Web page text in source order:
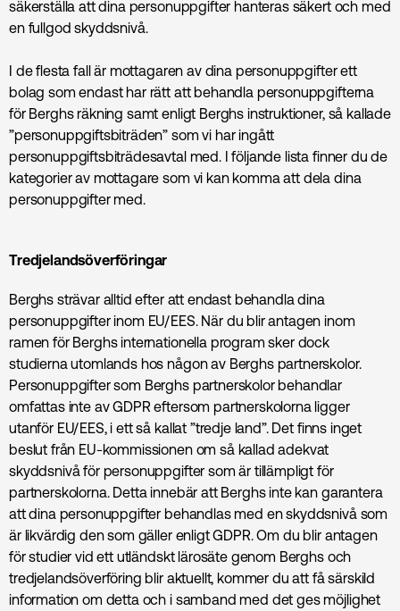
säkerställa att dina personuppgifter hanteras säkert och med
en fullgod skyddsnivå.
I de flesta fall är mottagaren av dina personuppgifter ett
bolag som endast har rätt att behandla personuppgifterna
för Berghs räkning samt enligt Berghs instruktioner, så kallade
”personuppgiftsbiträden” som vi har ingått
personuppgiftsbiträdesavtal med. I följande lista finner du de
kategorier av mottagare som vi kan komma att dela dina
personuppgifter med.
Tredjelandsöverföringar
Berghs strävar alltid efter att endast behandla dina
personuppgifter inom EU/EES. När du blir antagen inom
ramen för Berghs internationella program sker dock
studierna utomlands hos någon av Berghs partnerskolor.
Personuppgifter som Berghs partnerskolor behandlar
omfattas inte av GDPR eftersom partnerskolorna ligger
utanför EU/EES, i ett så kallat ”tredje land”. Det finns inget
beslut från EU-kommissionen om så kallad adekvat
skyddsnivå för personuppgifter som är tillämpligt för
partnerskolorna. Detta innebär att Berghs inte kan garantera
att dina personuppgifter behandlas med en skyddsnivå som
är likvärdig den som gäller enligt GDPR. Om du blir antagen
för studier vid ett utländskt lärosäte genom Berghs och
tredjelandsöverföring blir aktuellt, kommer du att få särskild
information om detta och i samband med det ges möjlighet